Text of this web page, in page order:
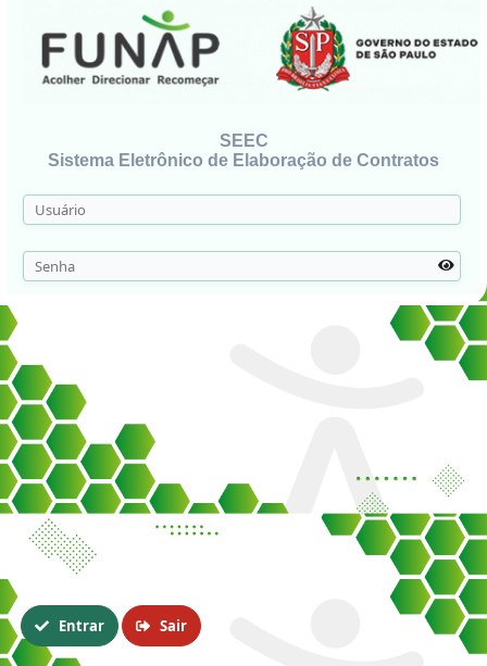
SEEC
Sistema Eletrônico de Elaboração de Contratos
Entrar Sair